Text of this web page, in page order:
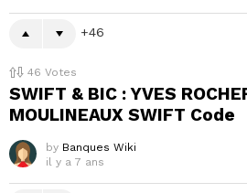
46
46 Votes
SWIFT & BIC : YVES
MOULINEAUX SWIFT Code
by Banques Wiki
il y a 7 ans